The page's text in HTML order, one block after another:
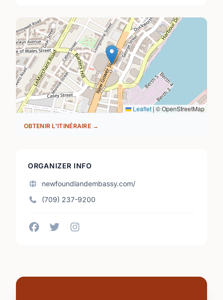
Leaflet | © OpenStreetMap
OBTENIR L'ITINÉRAIRE →
ORGANIZER INFO
newfoundlandembassy.com/
(709) 237-9200